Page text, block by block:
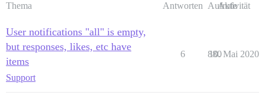
Thema Antworten Aufrufe
Aktivität
User notifications "all" is empty,
but responses, likes, etc have
items
Support
6 880
10. Mai 2020